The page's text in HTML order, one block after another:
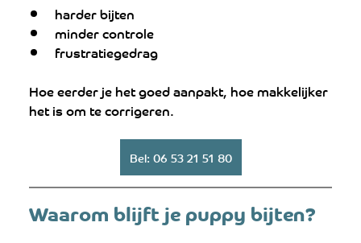
harder bijten
minder controle
frustratiegedrag
Hoe eerder je het goed aanpakt, hoe makkelijker
het is om te corrigeren.
Bel: 06 53 21 51 80
Waarom blijft je puppy bijten?